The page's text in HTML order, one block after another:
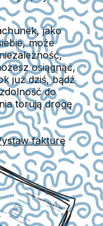
jako
może
osiągnąć,
już dziś, bądź
do
torują drogę
fakturę